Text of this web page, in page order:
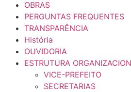
OBRAS
PERGUNTAS FREQUENTES
TRANSPARÊNCIA
História
OUVIDORIA
ESTRUTURA
VICE-PREFEITO
SECRETARIAS